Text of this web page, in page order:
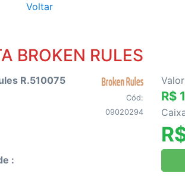
Voltar
BROKEN RULES
R.510075
Cód:
09020294
:
R$